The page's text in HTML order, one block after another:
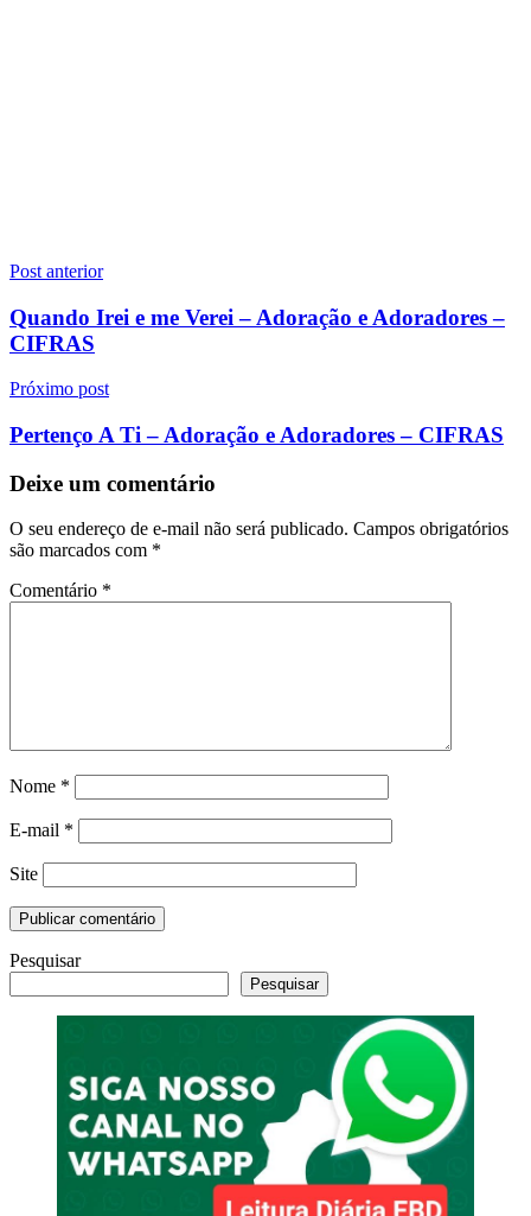
Navegação
de
Post
Post anterior
Quando Irei e me Verei – Adoração e Adoradores –
CIFRAS
Próximo post
Pertenço A Ti – Adoração e Adoradores – CIFRAS
Deixe um comentário
O seu endereço de e-mail não será publicado. Campos obrigatórios
são marcados com *
Comentário *
Nome *
E-mail *
Site
Pesquisar
Pesquisar